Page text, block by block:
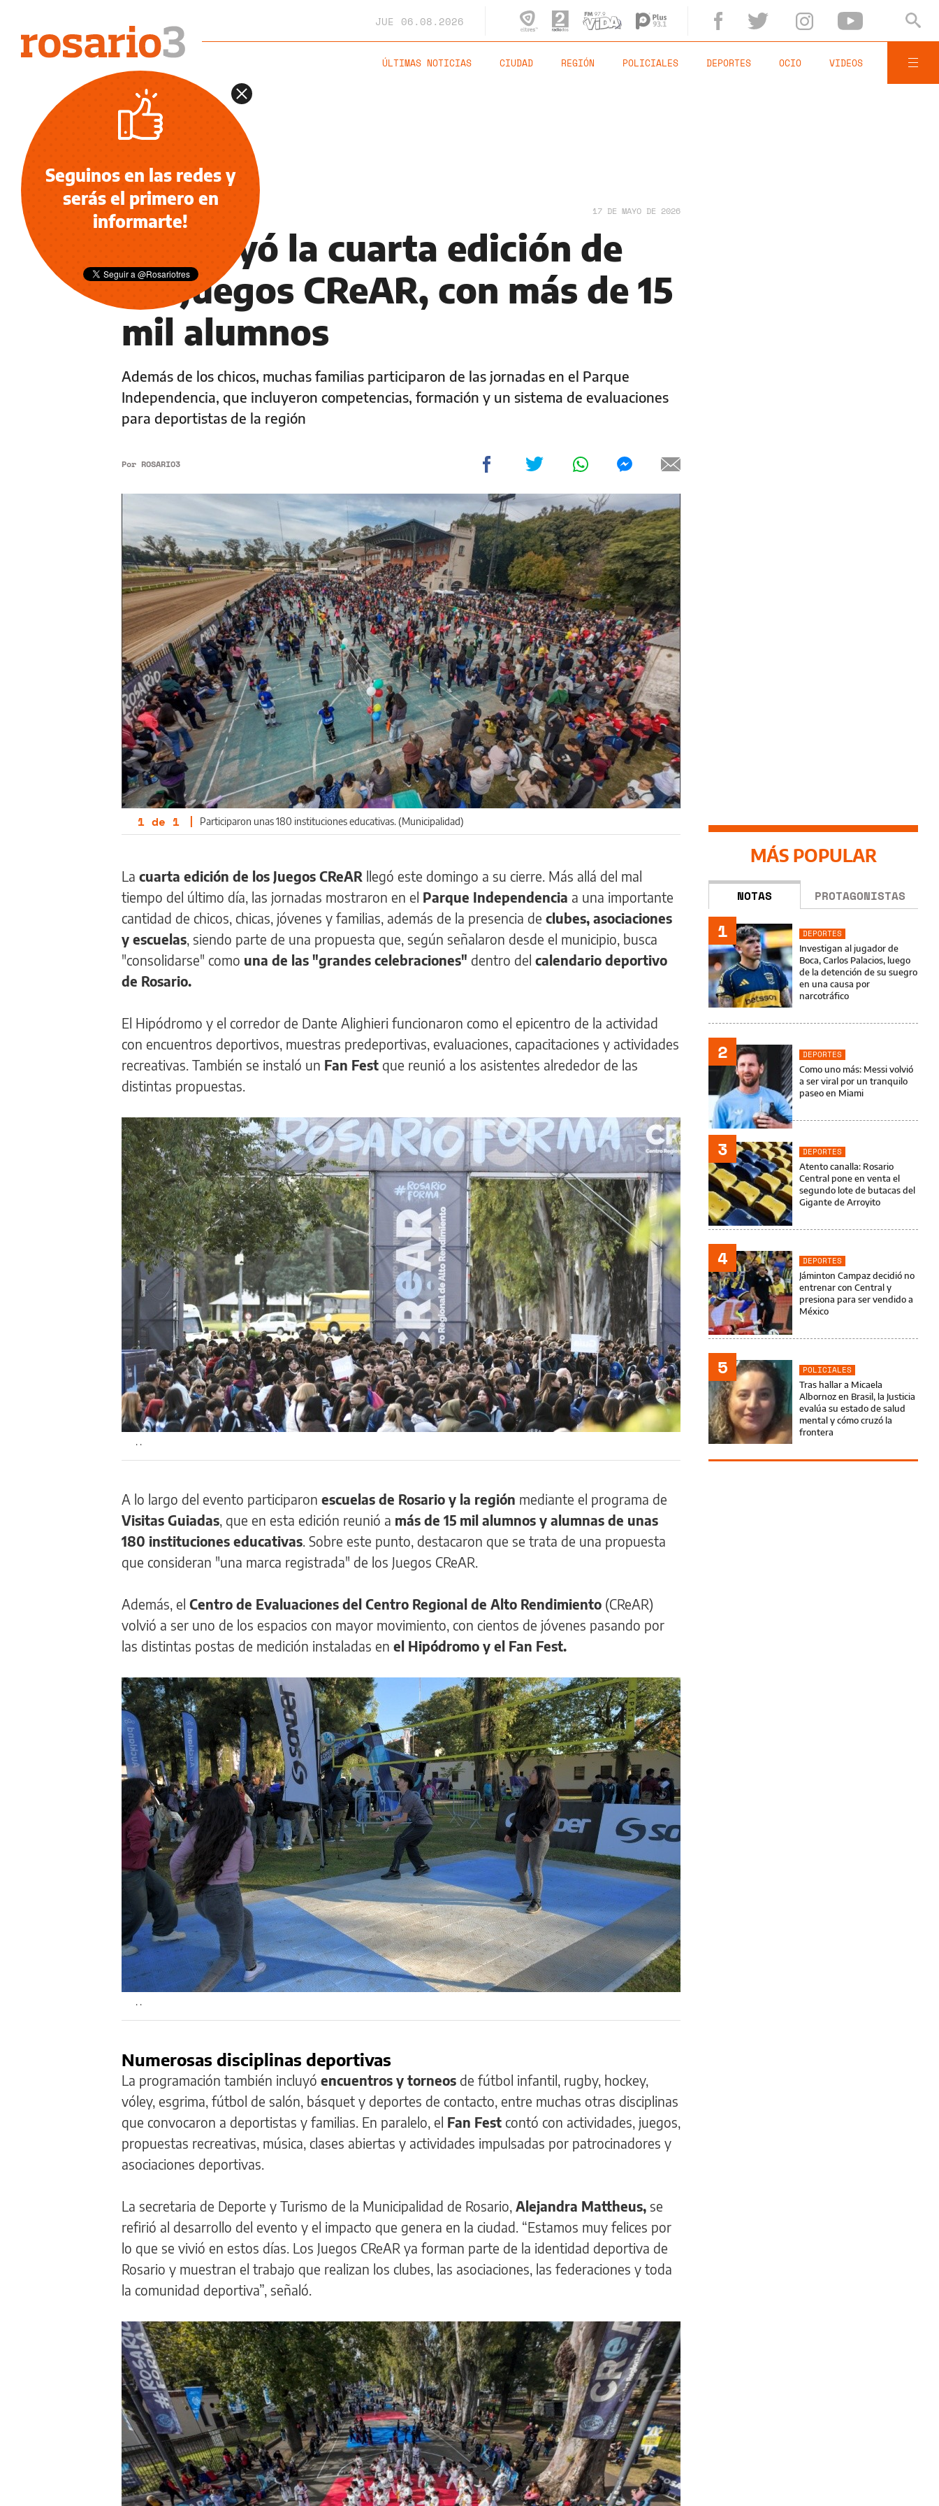
JUE 06.08.2026
ÚLTIMAS NOTICIAS CIUDAD REGIÓN POLICIALES DEPORTES OCIO VIDEOS
DEPORTES 17 DE MAYO DE 2026
Concluyó la cuarta edición de
los Juegos CReAR, con más de 15
mil alumnos
Además de los chicos, muchas familias participaron de las jornadas en el Parque
Independencia, que incluyeron competencias, formación y un sistema de evaluaciones
para deportistas de la región
Por ROSARIO3
1 de 1 | Participaron unas 180 instituciones educativas. (Municipalidad)
La cuarta edición de los Juegos CReAR llegó este domingo a su cierre. Más allá del mal
tiempo del último día, las jornadas mostraron en el Parque Independencia a una importante
cantidad de chicos, chicas, jóvenes y familias, además de la presencia de clubes, asociaciones
y escuelas , siendo parte de una propuesta que, según señalaron desde el municipio, busca
"consolidarse" como una de las "grandes celebraciones" dentro del calendario deportivo
de Rosario.
El Hipódromo y el corredor de Dante Alighieri funcionaron como el epicentro de la actividad
con encuentros deportivos, muestras predeportivas, evaluaciones, capacitaciones y actividades
recreativas. También se instaló un Fan Fest que reunió a los asistentes alrededor de las
distintas propuestas.
. .
A lo largo del evento participaron escuelas de Rosario y la región mediante el programa de
Visitas Guiadas , que en esta edición reunió a más de 15 mil alumnos y alumnas de unas
180 instituciones educativas . Sobre este punto, destacaron que se trata de una propuesta
que consideran "una marca registrada" de los Juegos CReAR.
Además, el Centro de Evaluaciones del Centro Regional de Alto Rendimiento (CReAR)
volvió a ser uno de los espacios con mayor movimiento, con cientos de jóvenes pasando por
las distintas postas de medición instaladas en el Hipódromo y el Fan Fest.
. .
Numerosas disciplinas deportivas
La programación también incluyó encuentros y torneos de fútbol infantil, rugby, hockey,
vóley, esgrima, fútbol de salón, básquet y deportes de contacto, entre muchas otras disciplinas
que convocaron a deportistas y familias. En paralelo, el Fan Fest contó con actividades, juegos,
propuestas recreativas, música, clases abiertas y actividades impulsadas por patrocinadores y
asociaciones deportivas.
La secretaria de Deporte y Turismo de la Municipalidad de Rosario, Alejandra Mattheus, se
refirió al desarrollo del evento y el impacto que genera en la ciudad. “Estamos muy felices por
lo que se vivió en estos días. Los Juegos CReAR ya forman parte de la identidad deportiva de
Rosario y muestran el trabajo que realizan los clubes, las asociaciones, las federaciones y toda
la comunidad deportiva”, señaló.
MÁS POPULAR
NOTAS PROTAGONISTAS
1
DEPORTES
Investigan al jugador de
Boca, Carlos Palacios, luego
de la detención de su suegro
en una causa por
narcotráfico
2
DEPORTES
Como uno más: Messi volvió
a ser viral por un tranquilo
paseo en Miami
3
DEPORTES
Atento canalla: Rosario
Central pone en venta el
segundo lote de butacas del
Gigante de Arroyito
4
DEPORTES
Jáminton Campaz decidió no
entrenar con Central y
presiona para ser vendido a
México
5
POLICIALES
Tras hallar a Micaela
Albornoz en Brasil, la Justicia
evalúa su estado de salud
mental y cómo cruzó la
frontera
Seguinos en las redes y
serás el primero en
informarte!